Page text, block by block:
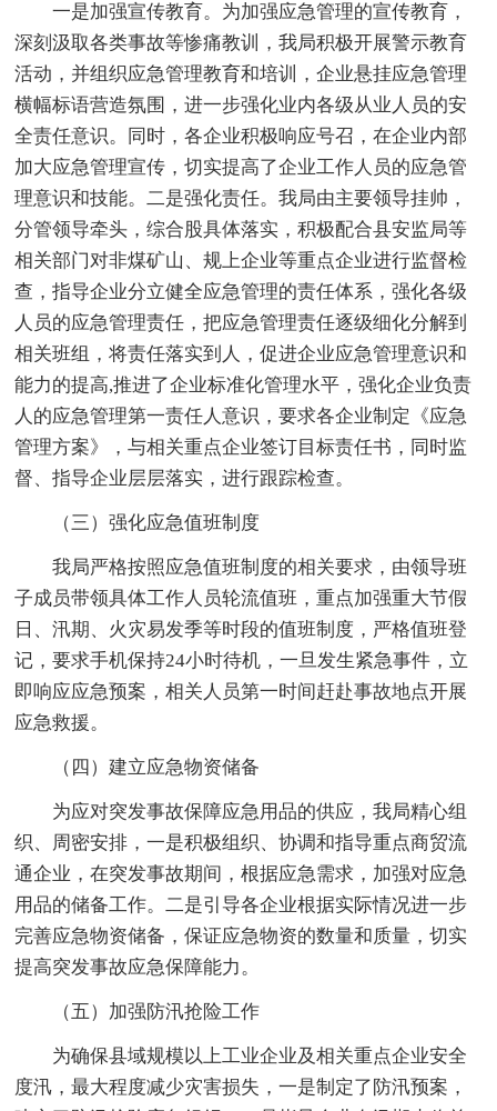
一是加强宣传教育。为加强应急管理的宣传教育，
深刻汲取各类事故等惨痛教训，我局积极开展警示教育
活动，并组织应急管理教育和培训，企业悬挂应急管理
横幅标语营造氛围，进一步强化业内各级从业人员的安
全责任意识。同时，各企业积极响应号召，在企业内部
加大应急管理宣传，切实提高了企业工作人员的应急管
理意识和技能。二是强化责任。我局由主要领导挂帅，
分管领导牵头，综合股具体落实，积极配合县安监局等
相关部门对非煤矿山、规上企业等重点企业进行监督检
查，指导企业分立健全应急管理的责任体系，强化各级
人员的应急管理责任，把应急管理责任逐级细化分解到
相关班组，将责任落实到人，促进企业应急管理意识和
能力的提高,推进了企业标准化管理水平，强化企业负责
人的应急管理第一责任人意识，要求各企业制定《应急
管理方案》，与相关重点企业签订目标责任书，同时监
督、指导企业层层落实，进行跟踪检查。
（三）强化应急值班制度
我局严格按照应急值班制度的相关要求，由领导班
子成员带领具体工作人员轮流值班，重点加强重大节假
日、汛期、火灾易发季等时段的值班制度，严格值班登
记，要求手机保持24小时待机，一旦发生紧急事件，立
即响应应急预案，相关人员第一时间赶赴事故地点开展
应急救援。
（四）建立应急物资储备
为应对突发事故保障应急用品的供应，我局精心组
织、周密安排，一是积极组织、协调和指导重点商贸流
通企业，在突发事故期间，根据应急需求，加强对应急
用品的储备工作。二是引导各企业根据实际情况进一步
完善应急物资储备，保证应急物资的数量和质量，切实
提高突发事故应急保障能力。
（五）加强防汛抢险工作
为确保县域规模以上工业企业及相关重点企业安全
度汛，最大程度减少灾害损失，一是制定了防汛预案，